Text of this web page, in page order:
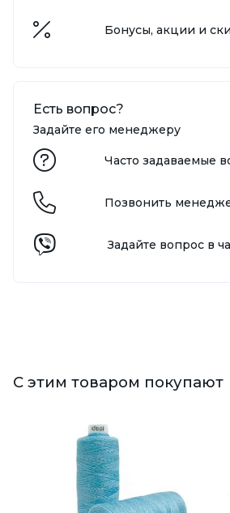
Бонусы, акции и
Есть вопрос?
Задайте его менеджеру
Часто задаваемые
Позвонить
Задайте вопрос в
С этим товаром покупают